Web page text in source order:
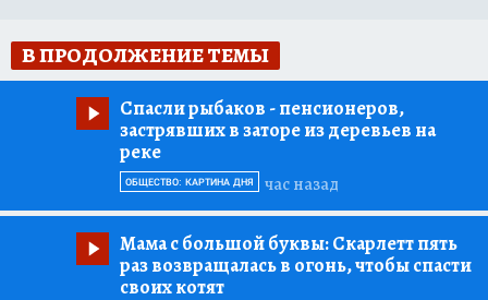
В ПРОДОЛЖЕНИЕ ТЕМЫ
Спасли рыбаков - пенсионеров,
застрявших в заторе из деревьев на
реке
час назад
ОБЩЕСТВО: КАРТИНА ДНЯ
Мама с большой буквы:Скарлетт пять
раз возвращалась в огонь, чтобы спасти
своих котят